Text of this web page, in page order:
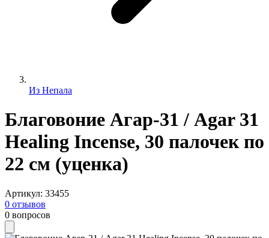
Из Непала
Благовоние Агар-31 / Agar 31
Healing Incense, 30 палочек по
22 см (уценка)
Артикул: 33455
0 отзывов
0 вопросов